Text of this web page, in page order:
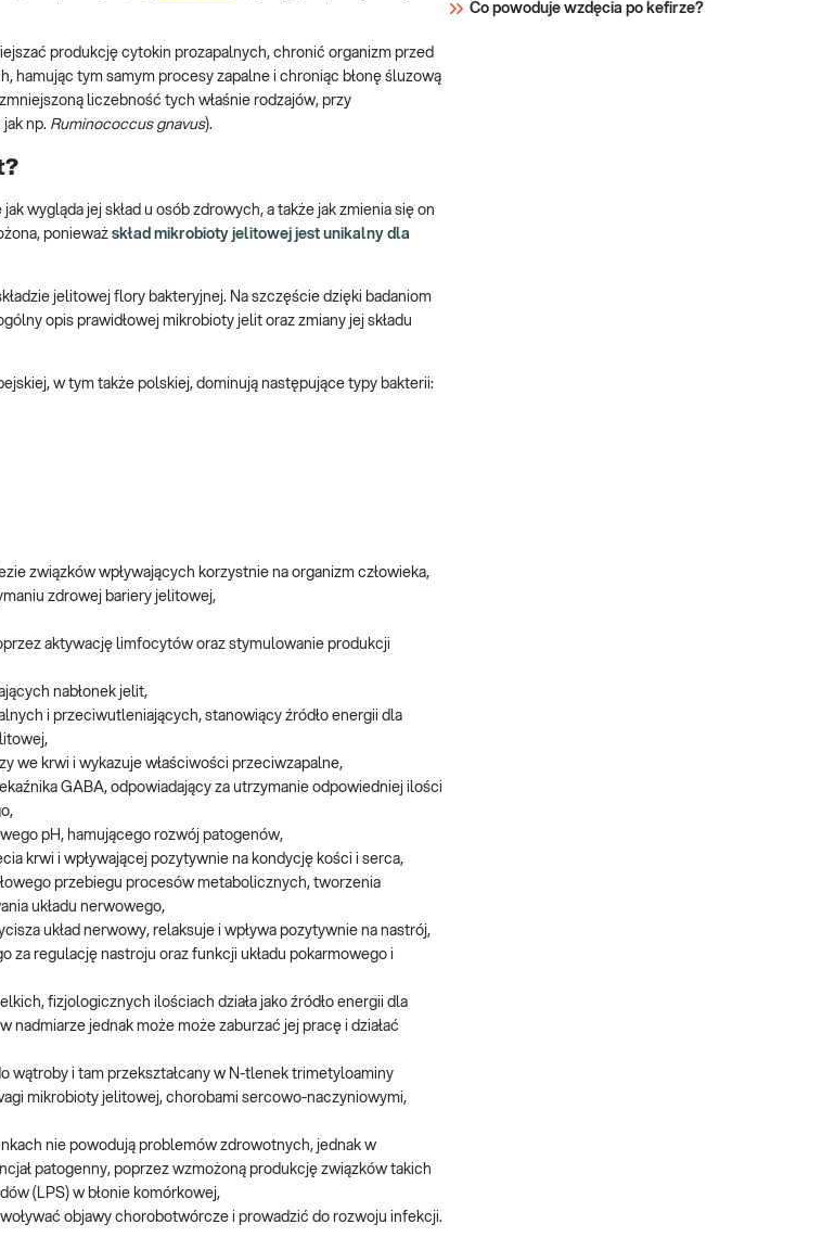
produkcję cytokin prozapalnych, chronić organizm przed
tym samym procesy zapalne i chroniąc błonę śluzową
liczebność tych właśnie rodzajów, przy
np. Ruminococcus gnavus).
wygląda jej skład u osób zdrowych, a także jak zmienia się on
ponieważ skład mikrobioty jelitowej jest unikalny dla
jelitowej flory bakteryjnej. Na szczęście dzięki badaniom
opis prawidłowej mikrobioty jelit oraz zmiany jej składu
w tym także polskiej, dominują następujące typy bakterii:
związków wpływających korzystnie na organizm człowieka,
zdrowej bariery jelitowej,
aktywację limfocytów oraz stymulowanie produkcji
nabłonek jelit,
i przeciwutleniających, stanowiący źródło energii dla
we krwi i wykazuje właściwości przeciwzapalne,
GABA, odpowiadający za utrzymanie odpowiedniej ilości
pH, hamującego rozwój patogenów,
krwi i wpływającej pozytywnie na kondycję kości i serca,
przebiegu procesów metabolicznych, tworzenia
układu nerwowego,
układ nerwowy, relaksuje i wpływa pozytywnie na nastrój,
za regulację nastroju oraz funkcji układu pokarmowego i
fizjologicznych ilościach działa jako źródło energii dla
jednak może może zaburzać jej pracę i działać
wątroby i tam przekształcany w N-tlenek trimetyloaminy
mikrobioty jelitowej, chorobami sercowo-naczyniowymi,
nie powodują problemów zdrowotnych, jednak w
patogenny, poprzez wzmożoną produkcję związków takich
(LPS) w błonie komórkowej,
objawy chorobotwórcze i prowadzić do rozwoju infekcji.
Co powoduje wzdęcia po kefirze?